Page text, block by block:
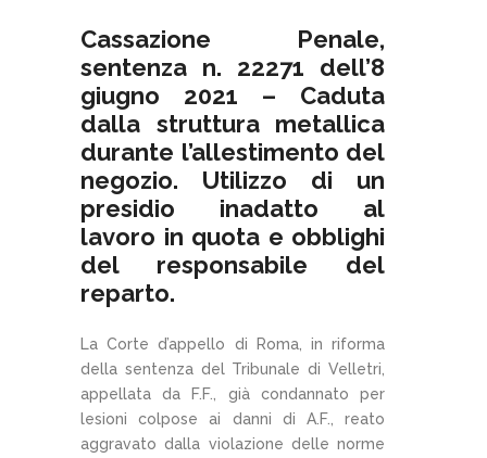
Cassazione Penale,
sentenza n. 22271 dell’8
giugno 2021 – Caduta
dalla struttura metallica
durante l’allestimento del
negozio. Utilizzo di un
presidio inadatto al
lavoro in quota e obblighi
del responsabile del
reparto.
La Corte d’appello di Roma, in riforma
della sentenza del Tribunale di Velletri,
appellata da F.F., già condannato per
lesioni colpose ai danni di A.F., reato
aggravato dalla violazione delle norme